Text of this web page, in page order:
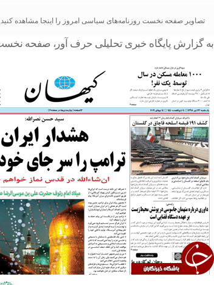
تصاویر صفحه نخست روزنامه‌های سیاسی امروز را اینجا مشاهده کنید.
به گزارش پایگاه خبری تحلیلی حرف آور، صفحه نخست روزنامه‌های سیاسی